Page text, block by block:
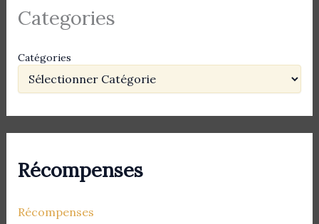
Categories
Catégories
Récompenses
Récompenses